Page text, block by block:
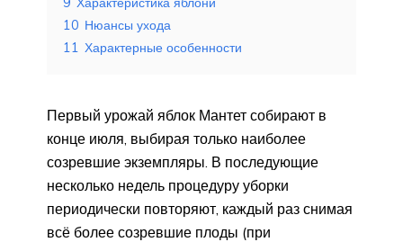
10 Нюансы ухода
11 Характерные особенности
Первый урожай яблок Мантет собирают в
конце июля, выбирая только наиболее
созревшие экземпляры. В последующие
несколько недель процедуру уборки
периодически повторяют, каждый раз снимая
всё более созревшие плоды (при